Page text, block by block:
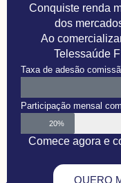
Conquiste renda
dos
Ao
Telessaúde
Taxa de adesão
Participação mensal
20%
Comece agora e
QUERO